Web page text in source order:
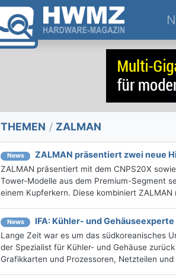
THEMEN / ZALMAN
News ZALMAN präsentiert zwei neue
ZALMAN präsentiert mit dem CNPS20X
Tower-Modelle aus dem Premium-Segment
einem Kupferkern. Diese kombiniert
News IFA: Kühler- und
Lange Zeit war es um das südkoreanisches
der Spezialist für Kühler- und Gehäuse
Grafikkarten und Prozessoren, Netzteilen